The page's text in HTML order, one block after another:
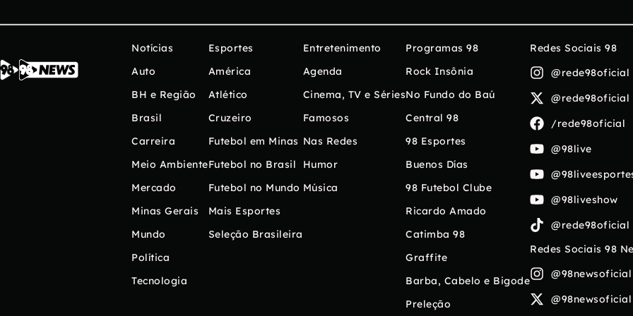
Notícias
Auto
BH e Região
Brasil
Carreira
Meio Ambiente
Mercado
Minas Gerais
Mundo
Política
Tecnologia
Esportes
América
Atlético
Cruzeiro
Futebol em Minas
Futebol no Brasil
Futebol no Mundo
Mais Esportes
Seleção Brasileira
Entretenimento
Agenda
Cinema, TV e Séries
Famosos
Nas Redes
Humor
Música
Programas 98
Rock Insônia
No Fundo do Baú
Central 98
98 Esportes
Buenos Días
98 Futebol Clube
Ricardo Amado
Catimba 98
Graffite
Barba, Cabelo e Bigode
Preleção
Redes Sociais 98
@rede98oficial
@rede98oficial
/rede98oficial
@98live
@98liveshow
@rede98oficial
Redes Sociais 98
@98newsoficial
@98newsoficial